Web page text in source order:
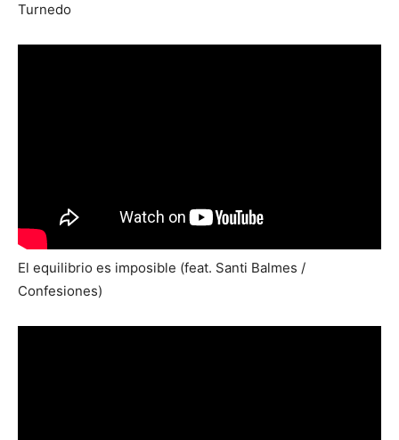
Turnedo
El equilibrio es imposible (feat. Santi Balmes /
Confesiones)